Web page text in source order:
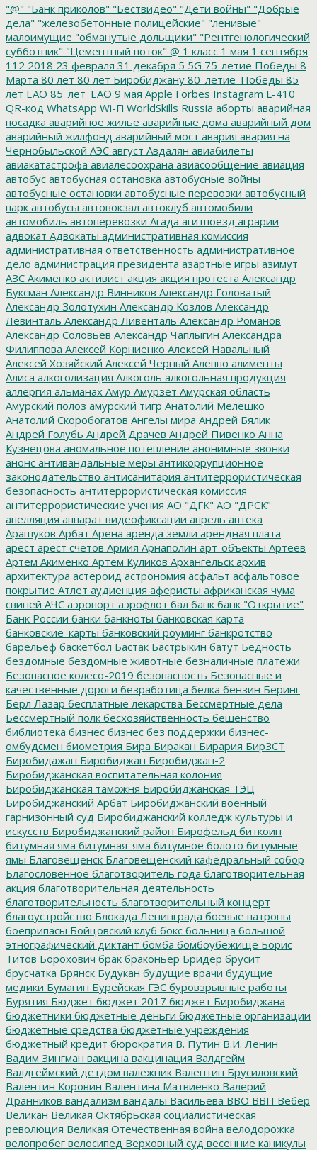
"@" "Банк приколов" "Бествидео" "Дети войны" "Добрые
дела" "железобетонные полицейские" "ленивые"
малоимущие "обманутые дольщики" "Рентгенологический
субботник" "Цементный поток" @ 1 класс 1 мая 1 сентября
112 2018 23 февраля 31 декабря 5 5G 75-летие Победы 8
Марта 80 лет 80 лет Биробиджану 80_летие_Победы 85
лет ЕАО 85_лет_ЕАО 9 мая Apple Forbes Instagram L-410
QR-код WhatsApp Wi-Fi WorldSkills Russia аборты аварийная
посадка аварийное жилье аварийные дома аварийный дом
аварийный жилфонд аварийный мост авария авария на
Чернобыльской АЭС август Авдалян авиабилеты
авиакатастрофа авиалесоохрана авиасообщение авиация
автобус автобусная остановка автобусные войны
автобусные остановки автобусные перевозки автобусный
парк автобусы автовокзал автоклуб автомобили
автомобиль автоперевозки Агада агитпоезд аграрии
адвокат Адвокаты административная комиссия
административная ответственность административное
дело администрация президента азартные игры азимут
АЗС Акименко активист акция акция протеста Александр
Буксман Александр Винников Александр Головатый
Александр Золотухин Александр Козлов Александр
Левинталь Александр Ливенталь Александр Романов
Александр Соловьев Александр Чаплыгин Александра
Филиппова Алексей Корниенко Алексей Навальный
Алексей Хозяйский Алексей Черный Алеппо алименты
Алиса алкоголизация Алкоголь алкогольная продукция
аллергия альманах Амур Амурзет Амурская область
Амурский полоз амурский тигр Анатолий Мелешко
Анатолий Скоробогатов Ангелы мира Андрей Бялик
Андрей Голубь Андрей Драчев Андрей Пивенко Анна
Кузнецова аномальное потепление анонимные звонки
анонс антивандальные меры антикоррупционное
законодательство антисанитария антитеррористическая
безопасность антитеррористическая комиссия
антитеррористические учения АО "ДГК" АО "ДРСК"
апелляция аппарат видеофиксации апрель аптека
Арашуков Арбат Арена аренда земли арендная плата
арест арест счетов Армия Арнаполин арт-объекты Артеев
Артём Акименко Артём Куликов Архангельск архив
архитектура астероид астрономия асфальт асфальтовое
покрытие Атлет аудиенция аферисты африканская чума
свиней АЧС аэропорт аэрофлот бал банк банк "Открытие"
Банк России банки банкноты банковская карта
банковские_карты банковский роуминг банкротство
барельеф баскетбол Бастак Бастрыкин батут Бедность
бездомные бездомные животные безналичные платежи
Безопасное колесо-2019 безопасность Безопасные и
качественные дороги безработица белка бензин Беринг
Берл Лазар бесплатные лекарства Бессмертные дела
Бессмертный полк бесхозяйственность бешенство
библиотека бизнес бизнес без поддержки бизнес-
омбудсмен биометрия Бира Биракан Бирария БирЗСТ
Биробидажан Биробиджан Биробиджан-2
Биробиджанская воспитательная колония
Биробиджанская таможня Биробиджанская ТЭЦ
Биробиджанский Арбат Биробиджанский военный
гарнизонный суд Биробиджанский колледж культуры и
искусств Биробиджанский район Бирофельд биткоин
битумная яма битумная_яма битумное болото битумные
ямы Благовещенск Благовещенский кафедральный собор
Благословенное благотворитель года благотворительная
акция благотворительная деятельность
благотворительность благотворительный концерт
благоустройство Блокада Ленинграда боевые патроны
боеприпасы Бойцовский клуб бокс больница большой
этнографический диктант бомба бомбоубежище Борис
Титов Борохович брак браконьер Бридер брусит
брусчатка Брянск Будукан будущие врачи будущие
медики Бумагин Бурейская ГЭС буровзрывные работы
Бурятия Бюджет бюджет 2017 бюджет Биробиджана
бюджетники бюджетные деньги бюджетные организации
бюджетные средства бюджетные учреждения
бюджетный кредит бюрократия В. Путин В.И. Ленин
Вадим Зингман вакцина вакцинация Валдгейм
Валдгеймский детдом валежник Валентин Брусиловский
Валентин Коровин Валентина Матвиенко Валерий
Дранников вандализм вандалы Васильева ВВО ВВП Вебер
Великан Великая Октябрьская социалистическая
революция Великая Отечественная война велодорожка
велопробег велосипед Верховный суд весенние каникулы